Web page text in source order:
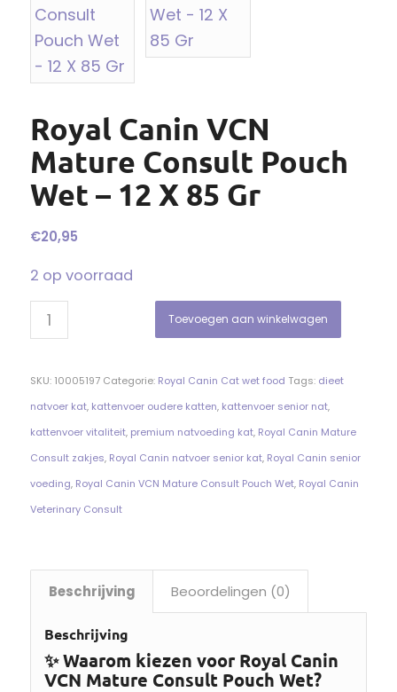
Royal Canin VCN
Mature Consult Pouch
Wet – 12 X 85 Gr
€20,95
2 op voorraad
Toevoegen aan winkelwagen
SKU: 10005197 Categorie: Royal Canin Cat wet food Tags: dieet
natvoer kat, kattenvoer oudere katten, kattenvoer senior nat,
kattenvoer vitaliteit, premium natvoeding kat, Royal Canin Mature
Consult zakjes, Royal Canin natvoer senior kat, Royal Canin senior
voeding, Royal Canin VCN Mature Consult Pouch Wet, Royal Canin
Veterinary Consult
Beschrijving Beoordelingen (0)
Beschrijving
✨ Waarom kiezen voor Royal Canin
VCN Mature Consult Pouch Wet?